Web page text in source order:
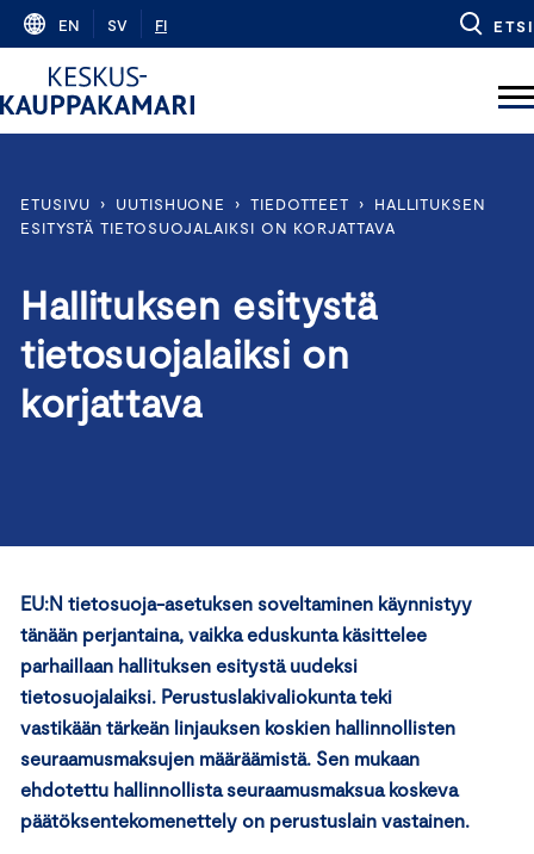
Skip
content
EN SV FI ETSI
ETUSIVU › UUTISHUONE › TIEDOTTEET ›
HALLITUKSEN
ESITYSTÄ TIETOSUOJALAIKSI ON KORJATTAVA
Hallituksen esitystä
tietosuojalaiksi on
korjattava
EU:N tietosuoja-asetuksen soveltaminen käynnistyy
tänään perjantaina, vaikka eduskunta käsittelee
parhaillaan hallituksen esitystä uudeksi
tietosuojalaiksi. Perustuslakivaliokunta teki
vastikään tärkeän linjauksen koskien hallinnollisten
seuraamusmaksujen määräämistä. Sen mukaan
ehdotettu hallinnollista seuraamusmaksua koskeva
päätöksentekomenettely on perustuslain vastainen.